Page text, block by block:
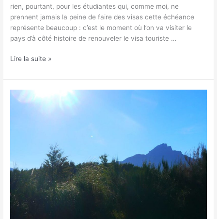
rien, pourtant, pour les étudiantes qui, comme moi, ne
prennent jamais la peine de faire des visas cette échéance
représente beaucoup : c’est le moment où l’on va visiter le
pays d’à côté histoire de renouveler le visa touriste …
Lire la suite »
Expatriation
chilienne